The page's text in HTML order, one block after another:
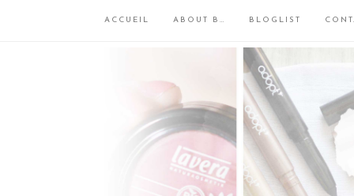
ACCUEIL ABOUT B… BLOGLIST